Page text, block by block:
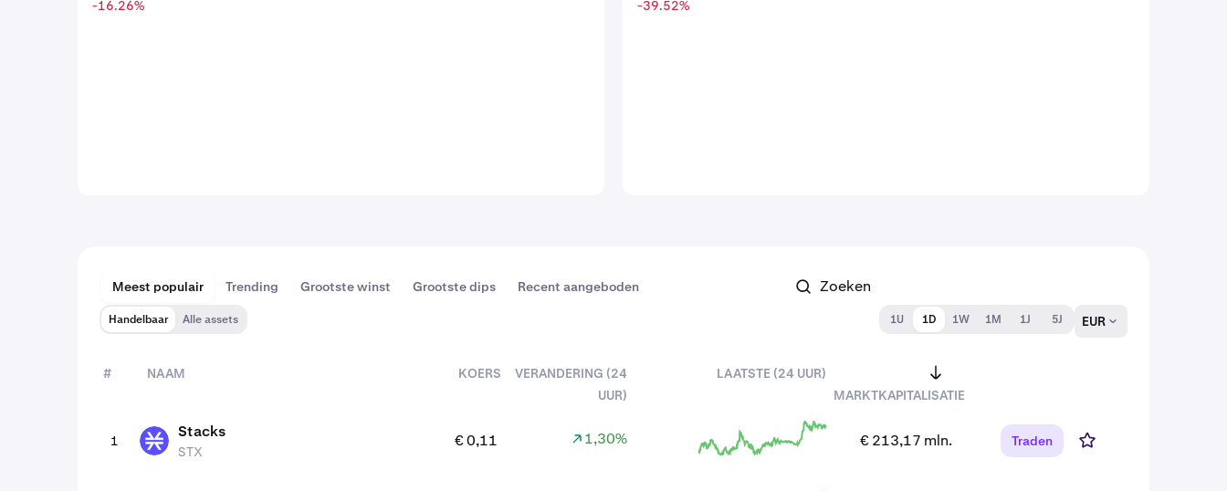
-16.26% -39.52%
Meest populair Trending Grootste winst Grootste dips Recent aangeboden
Handelbaar Alle assets 1U 1D 1W 1M 1J 5J EUR
# NAAM KOERS
VERANDERING (24
UUR)
LAATSTE (24 UUR)
MARKTKAPITALISATIE
1 STX Stacks
STX
€ 0,11 1,30% € 213,17 mln. Traden